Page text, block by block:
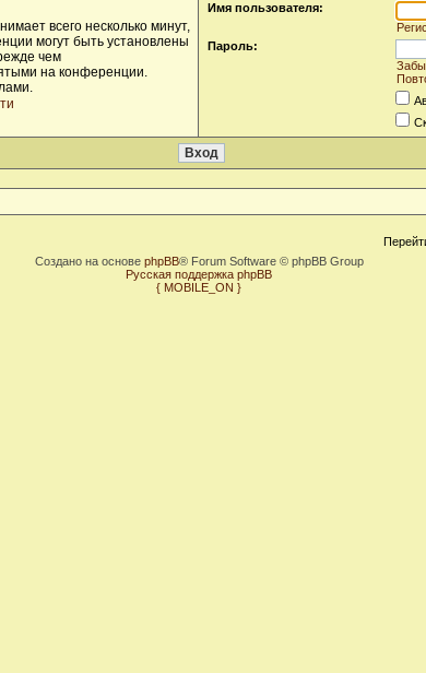
всего несколько минут,
могут быть установлены
чем
на конференции.
Имя пользователя:
Пароль:
Создано на основе phpBB® Forum Software © phpBB Group
Русская поддержка phpBB
{ MOBILE_ON }